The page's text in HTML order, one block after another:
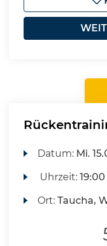
Datum: Mi.
Uhrzeit:
Ort:Taucha,